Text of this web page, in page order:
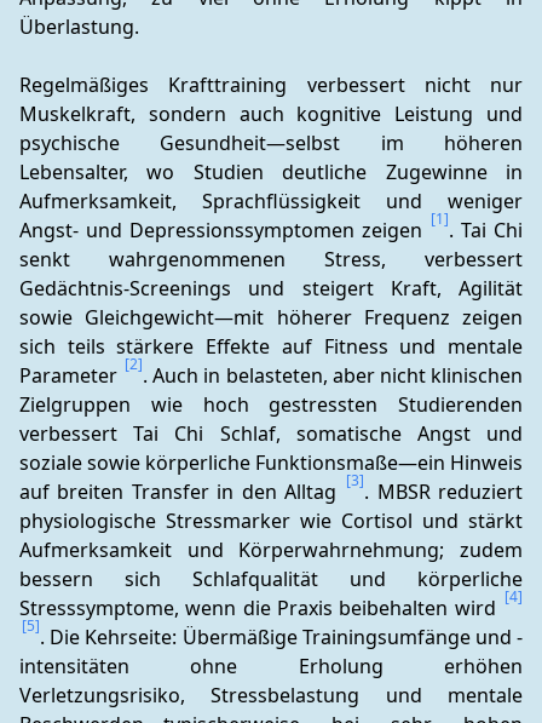
Überlastung.
Regelmäßiges Krafttraining verbessert nicht nur
Muskelkraft, sondern auch kognitive Leistung und
psychische Gesundheit—selbst im höheren
Lebensalter, wo Studien deutliche Zugewinne in
Aufmerksamkeit, Sprachflüssigkeit und weniger
Angst- und Depressionssymptomen zeigen [1]. Tai Chi
senkt wahrgenommenen Stress, verbessert
Gedächtnis-Screenings und steigert Kraft, Agilität
sowie Gleichgewicht—mit höherer Frequenz zeigen
sich teils stärkere Effekte auf Fitness und mentale
Parameter [2]. Auch in belasteten, aber nicht klinischen
Zielgruppen wie hoch gestressten Studierenden
verbessert Tai Chi Schlaf, somatische Angst und
soziale sowie körperliche Funktionsmaße—ein Hinweis
auf breiten Transfer in den Alltag [3]. MBSR reduziert
physiologische Stressmarker wie Cortisol und stärkt
Aufmerksamkeit und Körperwahrnehmung; zudem
bessern sich Schlafqualität und körperliche
Stresssymptome, wenn die Praxis beibehalten wird [4]
[5]. Die Kehrseite: Übermäßige Trainingsumfänge und -
intensitäten ohne Erholung erhöhen
Verletzungsrisiko, Stressbelastung und mentale